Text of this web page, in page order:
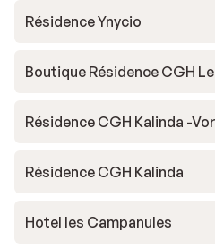
Résidence Ynycio
Boutique Résidence CGH
Résidence CGH Kalinda -
Résidence CGH Kalinda
Hotel les Campanules